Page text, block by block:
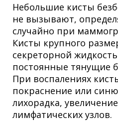
Небольшие кисты
не вызывают,
случайно при
Кисты крупного
секреторной
постоянные тянущие
При воспалениях
покраснение или
лихорадка,
лимфатических узлов.